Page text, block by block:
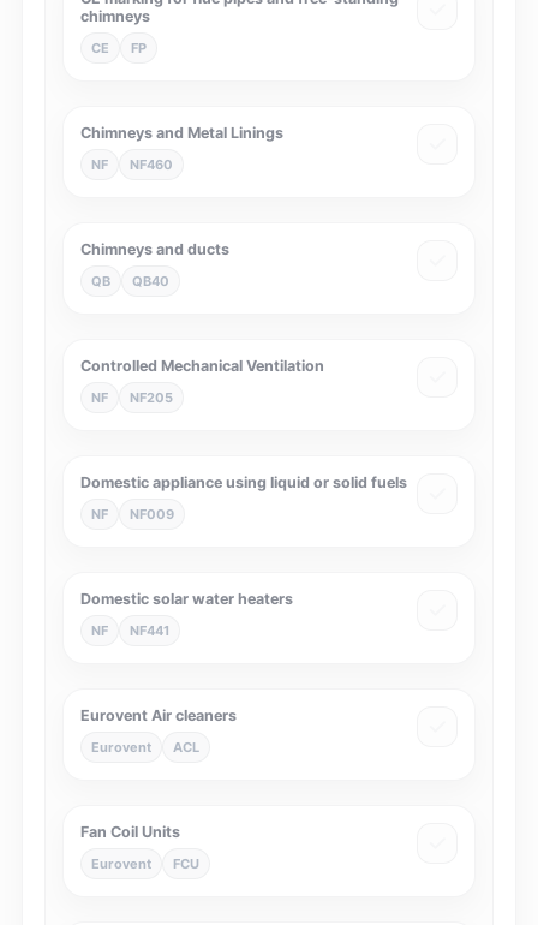
chimneys
CE FP
Chimneys and Metal Linings
NF NF460
Chimneys and ducts
QB QB40
Controlled Mechanical Ventilation
NF NF205
Domestic appliance using liquid or solid fuels
NF NF009
Domestic solar water heaters
NF NF441
Eurovent Air cleaners
Eurovent ACL
Fan Coil Units
Eurovent FCU